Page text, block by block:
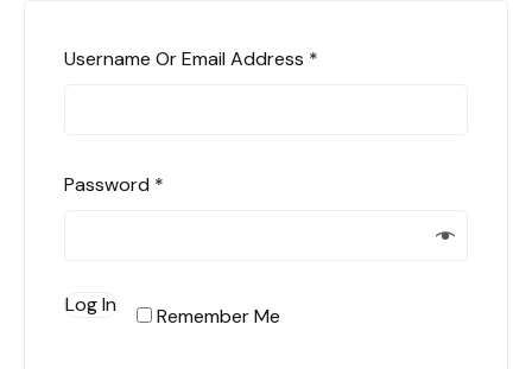
Username Or Email Address *
Password *
Remember Me
Log In